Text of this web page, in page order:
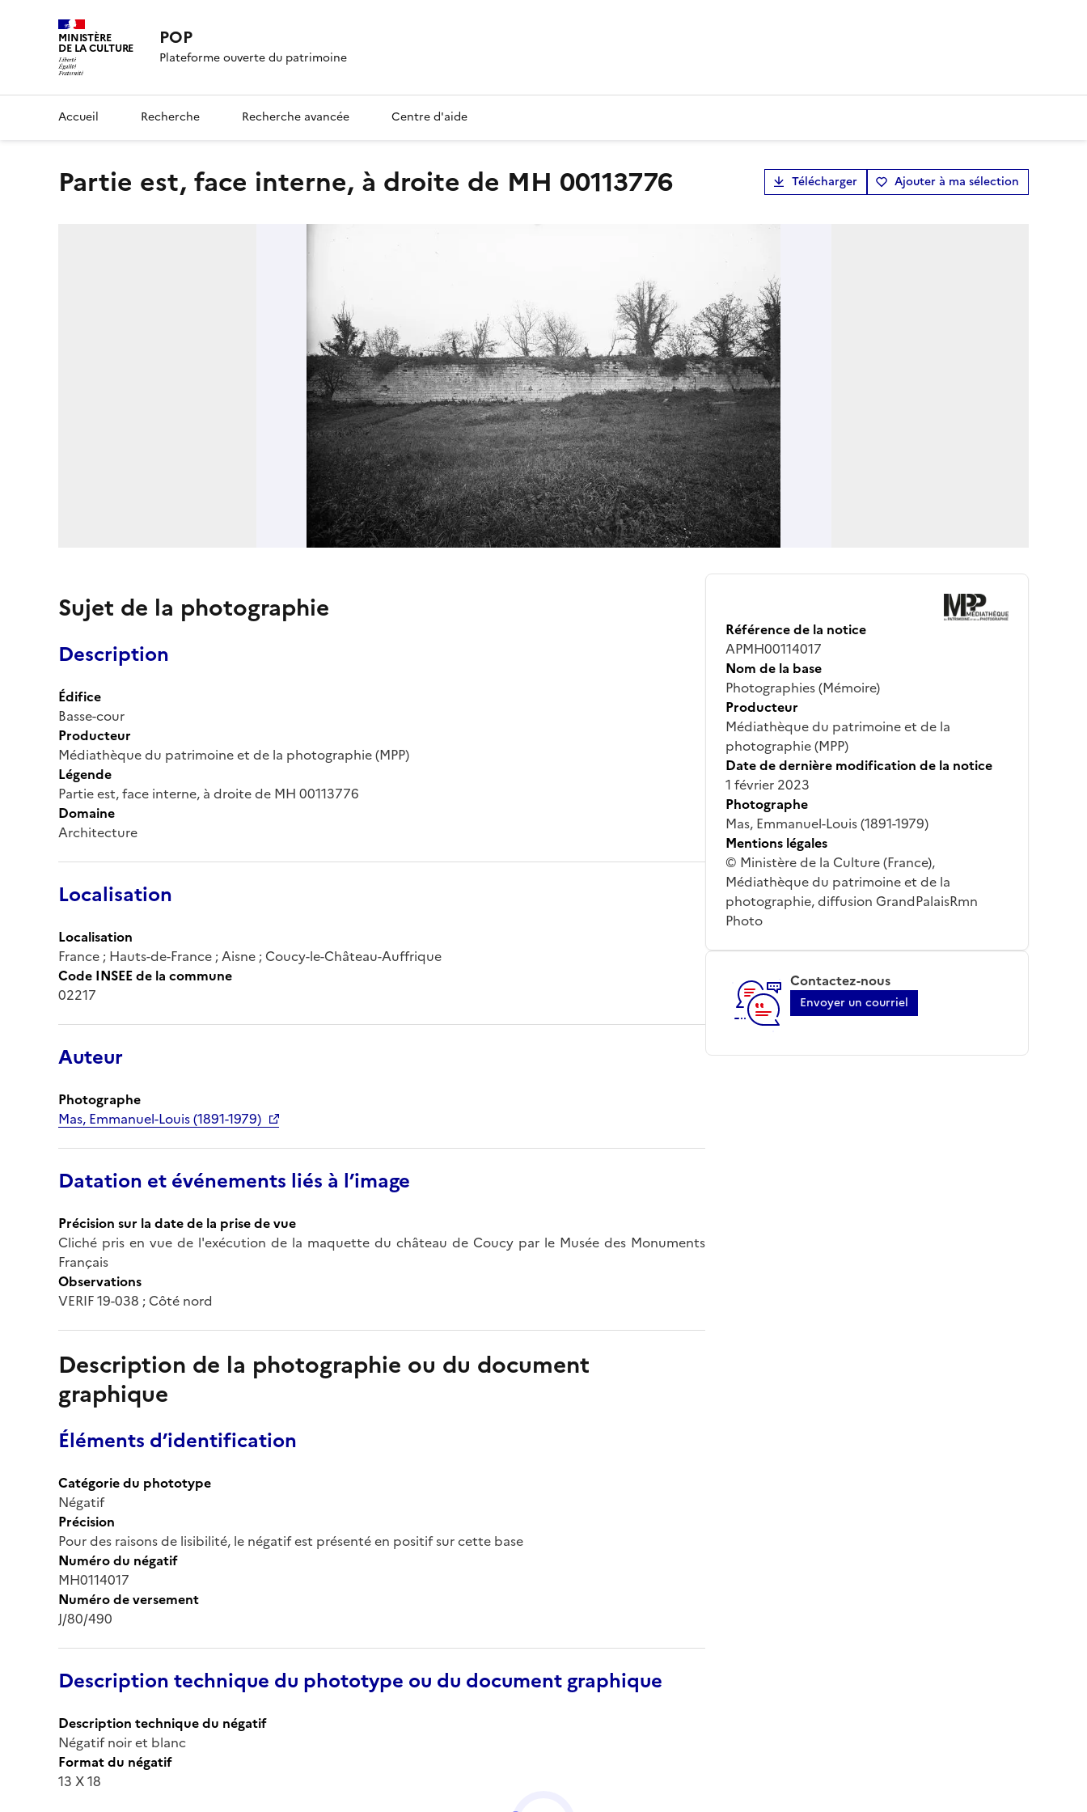
MINISTÈRE
DE LA CULTURE POP
Plateforme ouverte du patrimoine
Accueil Recherche Recherche avancée Centre d'aide
Partie est, face interne, à droite de MH 00113776 Télécharger Ajouter à ma sélection
Sujet de la photographie
Description
Édifice
Basse-cour
Producteur
Médiathèque du patrimoine et de la photographie (MPP)
Légende
Partie est, face interne, à droite de MH 00113776
Domaine
Architecture
Localisation
Localisation
France ; Hauts-de-France ; Aisne ; Coucy-le-Château-Auffrique
Code INSEE de la commune
02217
Auteur
Photographe
Mas, Emmanuel-Louis (1891-1979)
Datation et événements liés à l’image
Précision sur la date de la prise de vue
Cliché pris en vue de l'exécution de la maquette du château de Coucy par le Musée des Monuments
Français
Observations
VERIF 19-038 ; Côté nord
Description de la photographie ou du document
graphique
Éléments d’identification
Catégorie du phototype
Négatif
Précision
Pour des raisons de lisibilité, le négatif est présenté en positif sur cette base
Numéro du négatif
MH0114017
Numéro de versement
J/80/490
Description technique du phototype ou du document graphique
Description technique du négatif
Négatif noir et blanc
Format du négatif
13 X 18
Référence de la notice
APMH00114017
Nom de la base
Photographies (Mémoire)
Producteur
Médiathèque du patrimoine et de la
photographie (MPP)
Date de dernière modification de la notice
1 février 2023
Photographe
Mas, Emmanuel-Louis (1891-1979)
Mentions légales
© Ministère de la Culture (France),
Médiathèque du patrimoine et de la
photographie, diffusion GrandPalaisRmn
Photo
Contactez-nous
Envoyer un courriel